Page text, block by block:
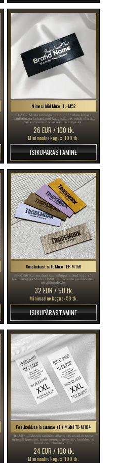
Nimesildid Mudel TL-M52
TL-M52 Musta satiiniga trükitud hõbedase kirjaga
brändinimega kohandatud kangasilt, mis sobib rõivaste
või erinevate rõivaaksessuaaride jaoks.
26 EUR / 100 tk.
Minimaalne kogus: 100 tk.
ISIKUPÄRASTAMINE
Kunstnahast silt Mudel EP-M156
EP-M156 Kunstnahast silt, isikupärastatud logo või
kaubamärgiga Mudel EP-M156 rõivastele ja erinevatele
tekstiiltoodetele.
32 EUR / 50 tk.
Minimaalne kogus: 50 tk.
ISIKUPÄRASTAMINE
Pesuhoolduse ja suuruse silt Mudel TC-M184
TC-M184 Tekstiili satiinist etikett, mis sisaldab teavet
materjali koostise, toote suuruse, pesemis-, hooldus- ja
hooldussümbolite kohta.
24 EUR / 100 tk.
Minimaalne kogus: 100 tk.